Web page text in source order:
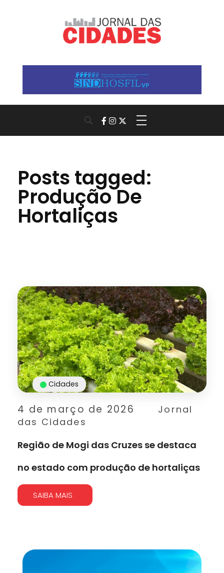
Posts tagged:
Produção De
Hortaliças
4 de março de 2026
Jornal
das Cidades
Cidades
Região de Mogi das Cruzes se destaca
no estado com produção de hortaliças
SAIBA MAIS